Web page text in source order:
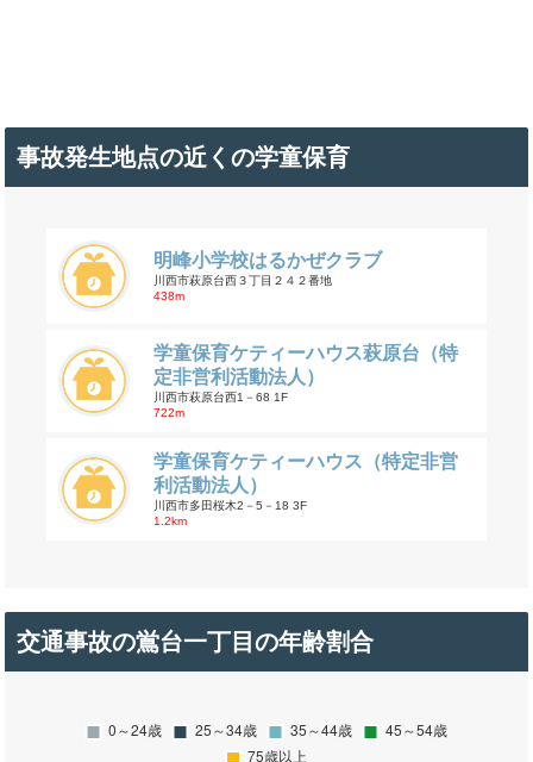
事故発生地点の近くの学童保育
明峰小学校はるかぜクラブ
川西市萩原台西３丁目２４２番地
438m
学童保育ケティーハウス萩原台（特
定非営利活動法人）
川西市萩原台西1－68 1F
722m
学童保育ケティーハウス（特定非営
利活動法人）
川西市多田桜木2－5－18 3F
1.2km
交通事故の鴬台一丁目の年齢割合